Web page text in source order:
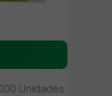
Unidades